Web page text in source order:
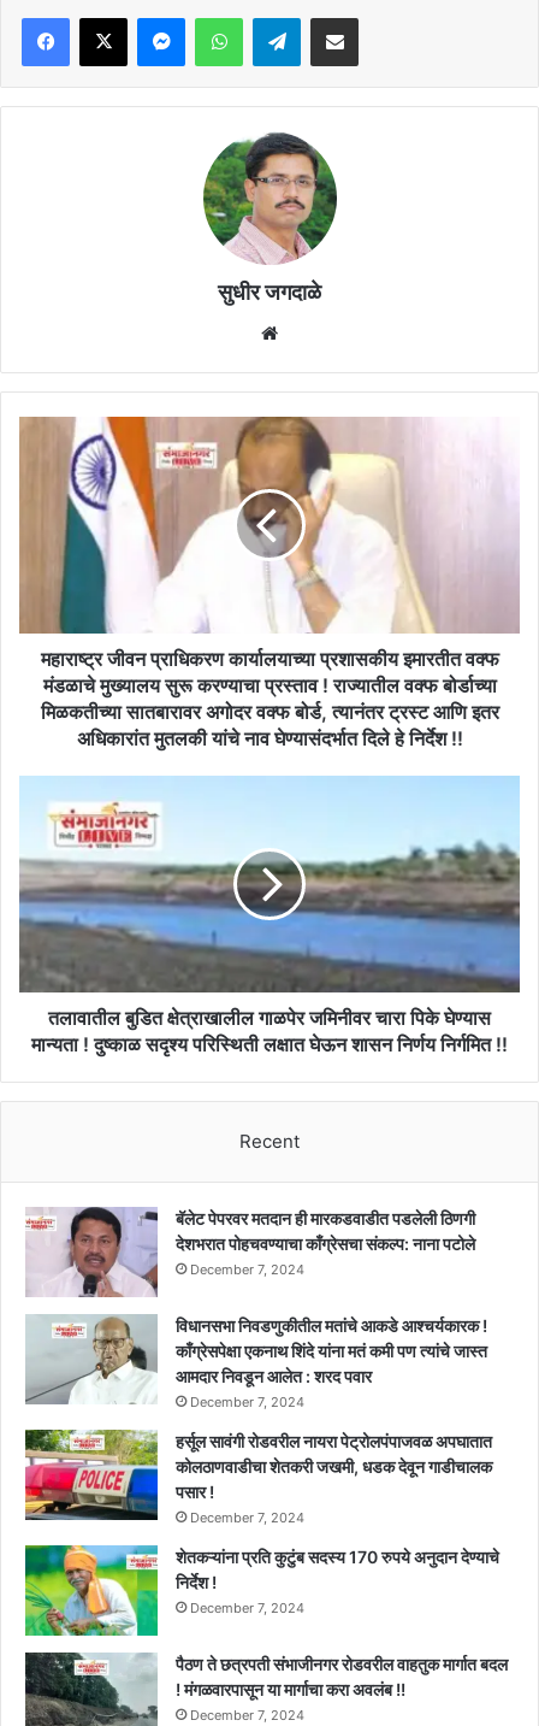
Facebook
X MessengerWhatsAppTelegramShare via Email
सुधीर जगदाळे
प्राधिकरण
कार्यालयाच्या
प्रशासकीय
इमारतीत
मुख्यालय
करण्याचा
प्रस्ताव
वक्फ
बोर्डाच्या
मिळकतीच्या
सातबारावर
अगोदर
वक्फ
बोर्ड,
त्यानंतर
ट्रस्ट
इतर
मुतलकी
दिले
निर्देश
महाराष्ट्र जीवन प्राधिकरण कार्यालयाच्या प्रशासकीय इमारतीत वक्फ
मंडळाचे मुख्यालय सुरू करण्याचा प्रस्ताव ! राज्यातील वक्फ बोर्डाच्या
मिळकतीच्या सातबारावर अगोदर वक्फ बोर्ड, त्यानंतर ट्रस्ट आणि इतर
अधिकारांत मुतलकी यांचे नाव घेण्यासंदर्भात दिले हे निर्देश !!
क्षेत्राखालील
गाळपेर
जमिनीवर
चारा
घेण्यास
मान्यता
दुष्काळ
निर्गमित
तलावातील बुडित क्षेत्राखालील गाळपेर जमिनीवर चारा पिके घेण्यास
मान्यता ! दुष्काळ सदृश्य परिस्थिती लक्षात घेऊन शासन निर्णय निर्गमित !!
Recent
बॅलेट पेपरवर मतदान ही मारकडवाडीत पडलेली ठिणगी
देशभरात पोहचवण्याचा काँग्रेसचा संकल्प: नाना पटोले
December 7, 2024
विधानसभा निवडणुकीतील मतांचे आकडे आश्चर्यकारक !
काँग्रेसपेक्षा एकनाथ शिंदे यांना मतं कमी पण त्यांचे जास्त
आमदार निवडून आलेत : शरद पवार
December 7, 2024
हर्सूल सावंगी रोडवरील नायरा पेट्रोलपंपाजवळ अपघातात
कोलठाणवाडीचा शेतकरी जखमी, धडक देवून गाडीचालक
पसार !
December 7, 2024
शेतकऱ्यांना प्रति कुटुंब सदस्य 170 रुपये अनुदान देण्याचे
निर्देश !
December 7, 2024
पैठण ते छत्रपती संभाजीनगर रोडवरील वाहतुक मार्गात बदल
! मंगळवारपासून या मार्गाचा करा अवलंब !!
December 7, 2024